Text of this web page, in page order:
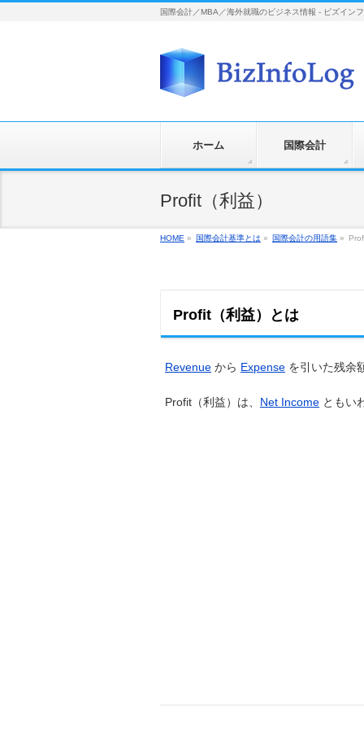
国際会計／MBA／海外就職のビジネス情報 - ビズイン
ホーム 国際会計
Profit（利益）
HOME » 国際会計基準とは » 国際会計の用語集 »
Profit（利益）とは
Revenue から Expense を引いた残余
Profit（利益）は、 Net Income ともい